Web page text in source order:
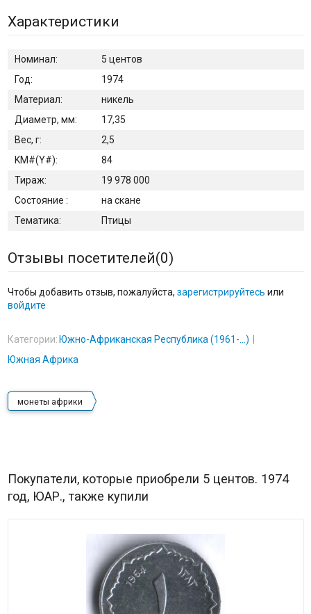
Характеристики
Номинал:
5 центов
Год:
1974
Материал:
никель
Диаметр, мм:
17,35
Вес, г:
2,5
KM#(Y#):
84
Тираж:
19 978 000
Состояние :
на скане
Тематика:
Птицы
Отзывы посетителей(0)
Чтобы добавить отзыв, пожалуйста, зарегистрируйтесь или
войдите
Категории: Южно-Африканская Республика (1961-...)
Южная Африка
монеты африки
Покупатели, которые приобрели 5 центов. 1974
год, ЮАР., также купили